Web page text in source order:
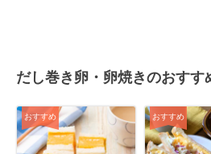
だし巻き卵・卵焼きのおすす
おすすめ おすすめ